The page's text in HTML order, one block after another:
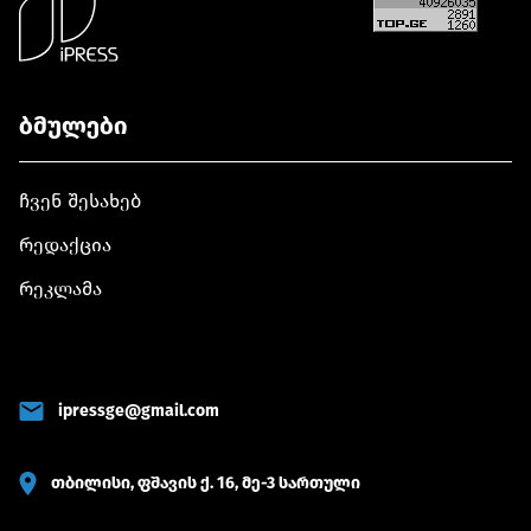
ბმულები
ჩვენ შესახებ
რედაქცია
რეკლამა
ipressge@gmail.com
თბილისი, ფშავის ქ. 16, მე-3 სართული